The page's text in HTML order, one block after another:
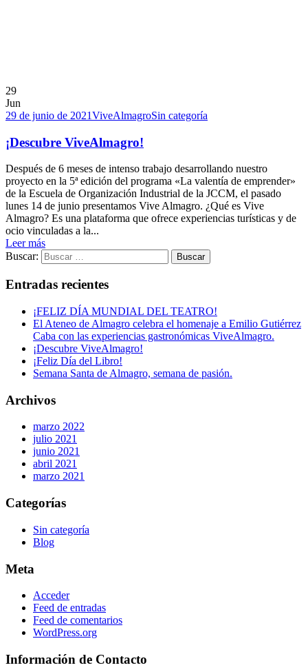
29
Jun
29 de junio de 2021ViveAlmagroSin categoría
¡Descubre ViveAlmagro!
Después de 6 meses de intenso trabajo desarrollando nuestro
proyecto en la 5ª edición del programa «La valentía de emprender»
de la Escuela de Organización Industrial de la JCCM, el pasado
lunes 14 de junio presentamos Vive Almagro. ¿Qué es Vive
Almagro? Es una plataforma que ofrece experiencias turísticas y de
ocio vinculadas a la...
Leer más
Buscar:
Entradas recientes
¡FELIZ DÍA MUNDIAL DEL TEATRO!
El Ateneo de Almagro celebra el homenaje a Emilio Gutiérrez
Caba con las experiencias gastronómicas ViveAlmagro.
¡Descubre ViveAlmagro!
¡Feliz Día del Libro!
Semana Santa de Almagro, semana de pasión.
Archivos
marzo 2022
julio 2021
junio 2021
abril 2021
marzo 2021
Categorías
Sin categoría
Blog
Meta
Acceder
Feed de entradas
Feed de comentarios
WordPress.org
Información de Contacto